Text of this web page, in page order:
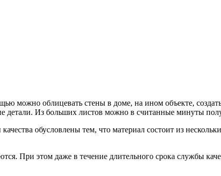
можно облицевать стены в доме, на ином объекте,
детали. Из больших листов можно в считанные минуты
обусловлены тем, что материал состоит из
При этом даже в течение длительного срока службы